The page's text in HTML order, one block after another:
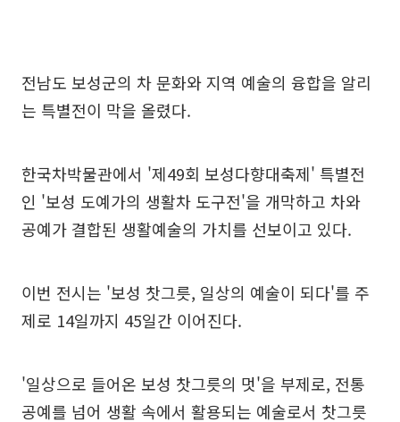
전남도 보성군의 차 문화와 지역 예술의 융합을 알리
는 특별전이 막을 올렸다.
한국차박물관에서 '제49회 보성다향대축제' 특별전
인 '보성 도예가의 생활차 도구전'을 개막하고 차와
공예가 결합된 생활예술의 가치를 선보이고 있다.
이번 전시는 '보성 찻그릇, 일상의 예술이 되다'를 주
제로 14일까지 45일간 이어진다.
'일상으로 들어온 보성 찻그릇의 멋'을 부제로, 전통
공예를 넘어 생활 속에서 활용되는 예술로서 찻그릇